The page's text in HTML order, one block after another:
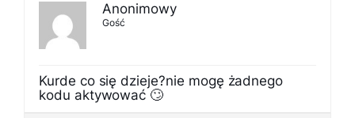
Anonimowy
Gość
Kurde co się dzieje?nie mogę żadnego
kodu aktywować 🙄